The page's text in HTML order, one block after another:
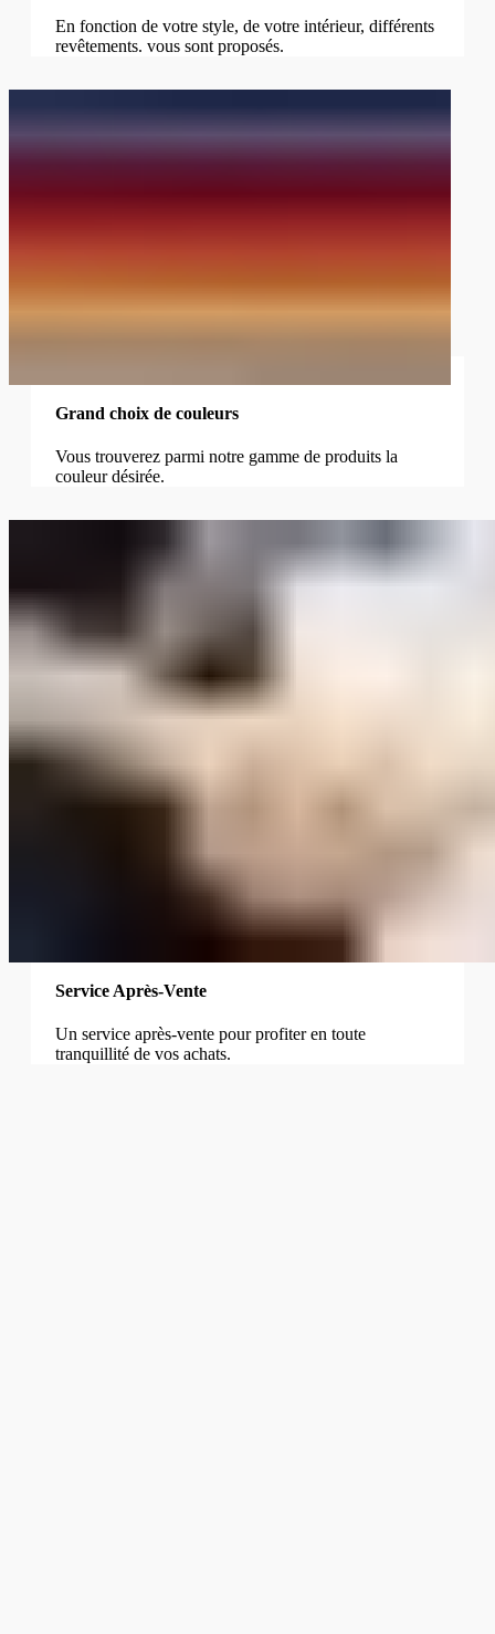
En fonction de votre style, de votre intérieur, différents
revêtements. vous sont proposés.
Grand choix de couleurs
Vous trouverez parmi notre gamme de produits la
couleur désirée.
Service Après-Vente
Un service après-vente pour profiter en toute
tranquillité de vos achats.